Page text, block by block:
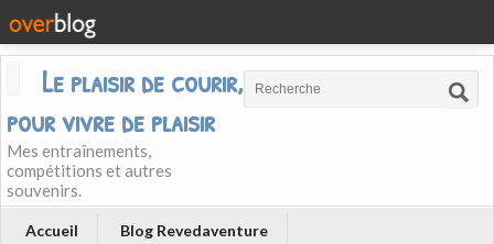
Le plaisir de courir, courir
pour vivre de plaisir
Mes entraînements,
compétitions et autres
souvenirs.
Accueil
Blog Revedaventure